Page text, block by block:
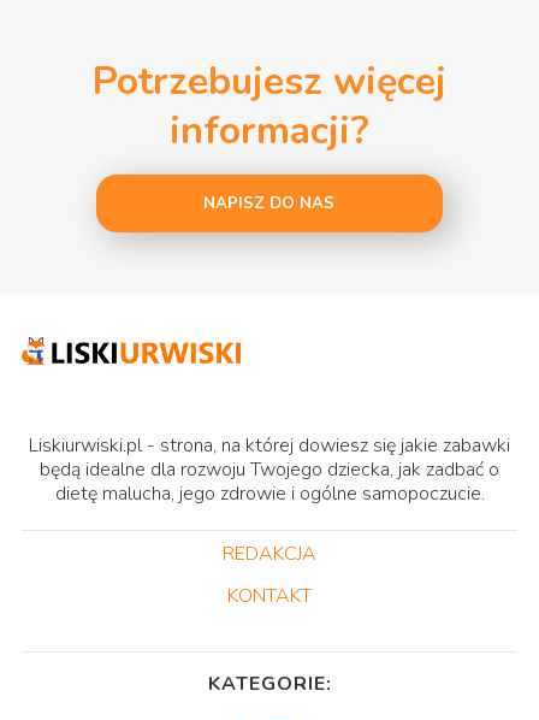
Potrzebujesz więcej
informacji?
NAPISZ DO NAS
Liskiurwiski.pl - strona, na której dowiesz się jakie zabawki
będą idealne dla rozwoju Twojego dziecka, jak zadbać o
dietę malucha, jego zdrowie i ogólne samopoczucie.
REDAKCJA
KONTAKT
KATEGORIE: